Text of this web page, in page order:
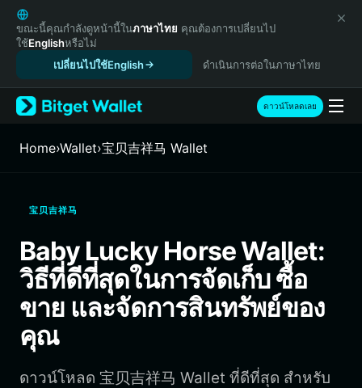
English
日本語
Tiếng Việt
Español (Latinoamérica)
Türkçe
Français
繁體中文
Bahasa Indonesia
ภาษาไทย
हिन्दी
Español
Português (Brasil)
ขณะนี้คุณกำลังดูหน้านี้ในภาษาไทย คุณต้องการเปลี่ยนไป
ใช้Englishหรือไม่
เปลี่ยนไปใช้English
ดำเนินการต่อในภาษาไทย
ดาวน์โหลดเลย
Home›Wallet›宝贝吉祥马 Wallet
宝贝吉祥马
Baby Lucky Horse Wallet:
วิธีที่ดีที่สุดในการจัดเก็บ ซื้อ
ขาย และจัดการสินทรัพย์ของ
คุณ
ดาวน์โหลด 宝贝吉祥马 Wallet ที่ดีที่สุด สำหรับ